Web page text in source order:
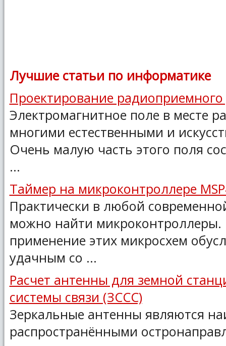
Лучшие статьи по информатике
Проектирование радиоприемного
Электромагнитное поле в месте
многими естественными и
Очень малую часть этого поля
...
Таймер на микроконтроллере
Практически в любой
можно найти
применение этих микросхем
удачным со ...
Расчет антенны для земной
системы связи (ЗССС)
Зеркальные антенны являются
распространёнными